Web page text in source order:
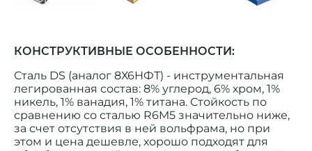
КОНСТРУКТИВНЫЕ ОСОБЕННОСТИ:
Сталь DS (аналог 8Х6НФТ) - инструментальная
легированная состав: 8% углерод, 6% хром, 1%
никель, 1% ванадия, 1% титана. Стойкость по
сравнению со сталью R6M5 значительно ниже,
за счет отсутствия в ней вольфрама, но при
этом и цена дешевле, хорошо подходят для